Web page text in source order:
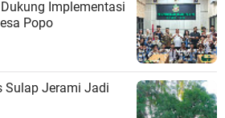
Implementasi
Popo
Sulap Jerami Jadi